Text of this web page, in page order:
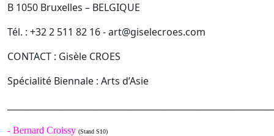
B 1050 Bruxelles – BELGIQUE
Tél. : +32 2 511 82 16 - art@giselecroes.com
CONTACT : Gisèle CROES
Spécialité Biennale : Arts d’Asie
- Bernard Croissy (Stand S10)